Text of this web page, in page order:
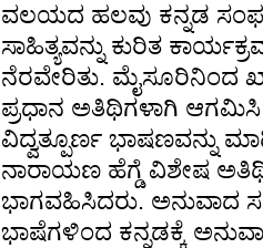
ವಲಯದ ಹಲವು ಕನ್ನಡ
ಸಾಹಿತ್ಯವನ್ನು ಕುರಿತ
ನೆರವೇರಿತು. ಮೈಸೂರಿನಿಂದ
ಪ್ರಧಾನ ಅತಿಥಿಗಳಾಗಿ
ವಿದ್ವತ್ಪೂರ್ಣ ಭಾಷಣವನ್ನು
ನಾರಾಯಣ ಹೆಗ್ಡೆ ವಿಶೇಷ
ಭಾಗವಹಿಸಿದರು. ಅನುವಾದ
ಭಾಷೆಗಳಿಂದ ಕನ್ನಡಕ್ಕೆ